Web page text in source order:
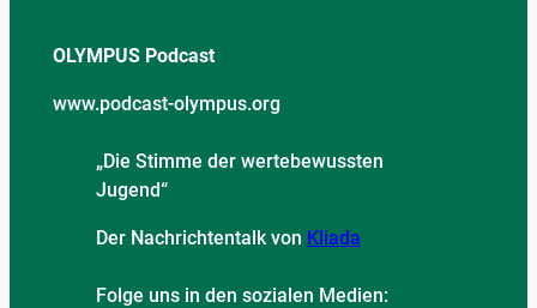
OLYMPUS Podcast
www.podcast-olympus.org
„Die Stimme der wertebewussten
Jugend“
Der Nachrichtentalk von Kliada
Folge uns in den sozialen Medien: